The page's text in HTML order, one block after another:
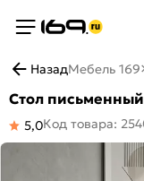
НазадМебель 169
Стол
5,0Код товара: